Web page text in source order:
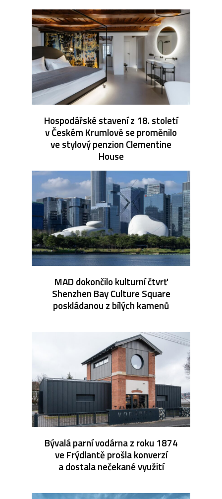
Hospodářské stavení z 18. století
v Českém Krumlově se proměnilo
ve stylový penzion Clementine
House
MAD dokončilo kulturní čtvrť
Shenzhen Bay Culture Square
poskládanou z bílých kamenů
Bývalá parní vodárna z roku 1874
ve Frýdlantě prošla konverzí
a dostala nečekané využití